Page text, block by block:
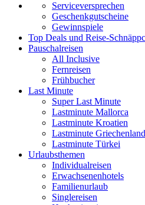
Serviceversprechen
Geschenkgutscheine
Gewinnspiele
Top Deals und Reise-
Pauschalreisen
All Inclusive
Fernreisen
Frühbucher
Last Minute
Super Last Minute
Lastminute Mallorca
Lastminute Kroatien
Lastminute Griechenland
Lastminute Türkei
Urlaubsthemen
Individualreisen
Erwachsenenhotels
Familienurlaub
Singlereisen